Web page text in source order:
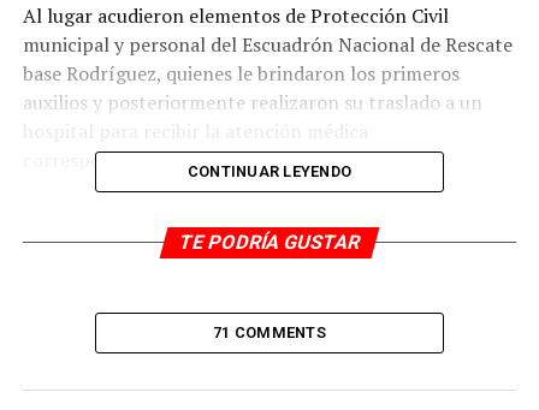
Al lugar acudieron elementos de Protección Civil
municipal y personal del Escuadrón Nacional de Rescate
base Rodríguez, quienes le brindaron los primeros
auxilios y posteriormente realizaron su traslado a un
correspondiente.
motociclistas en general a tomar precauciones, respetar
RELATED TOPICS:
CONTINUAR LEYENDO
TE PODRÍA GUSTAR
71 COMMENTS